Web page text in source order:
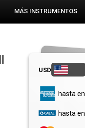
MÁS INSTRUMENTOS
USD
hasta en
hasta en